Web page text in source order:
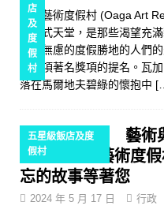
店
及
度
假
村
奧加藝術度假村 (Oaga Art
全包式天堂，是那些渴望充
無憂無慮的度假勝地的人們
得三項著名獎項的提名。瓦
落在馬爾地夫碧綠的懷抱中
五星級飯店及度
假村
藝術
邂逅：奧加藝術度
忘的故事等著您
2024 年 5 月 17 日 行政